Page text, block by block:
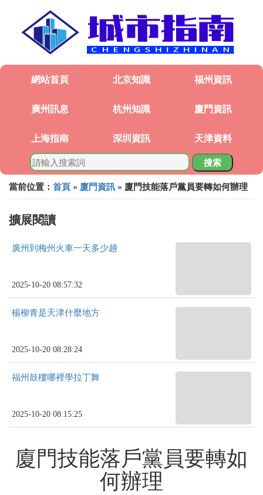
網站首頁 北京知識 福州資訊
廣州訊息 杭州知識 廈門資訊
上海指南 深圳資訊 天津資料
搜索
當前位置： 首頁 » 廈門資訊 » 廈門技能落戶黨員要轉如何辦理
擴展閱讀
廣州到梅州火車一天多少趟
2025-10-20 08:57:32
楊柳青是天津什麼地方
2025-10-20 08:28:24
福州鼓樓哪裡學拉丁舞
2025-10-20 08:15:25
廈門技能落戶黨員要轉如
何辦理